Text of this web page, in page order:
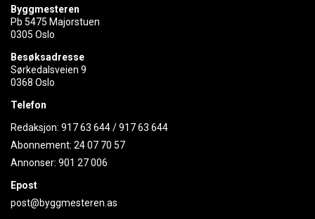
Byggmesteren
Pb 5475 Majorstuen
0305 Oslo
Besøksadresse
Sørkedalsveien 9
0368 Oslo
Telefon
Redaksjon: 917 63 644/917 63 644
Abonnement: 24 07 70 57
Annonser: 901 27 006
Epost
post@byggmesteren.as